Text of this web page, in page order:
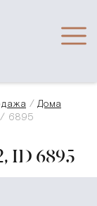
Дома
6895
6895